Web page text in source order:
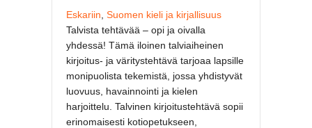
Eskariin Suomen kieli ja kirjallisuus
Talvista tehtävää – opi ja oivalla
yhdessä! Tämä iloinen talviaiheinen
kirjoitus- ja väritystehtävä tarjoaa lapsille
monipuolista tekemistä, jossa yhdistyvät
luovuus, havainnointi ja kielen
harjoittelu. Talvinen kirjoitustehtävä sopii
erinomaisesti kotiopetukseen,